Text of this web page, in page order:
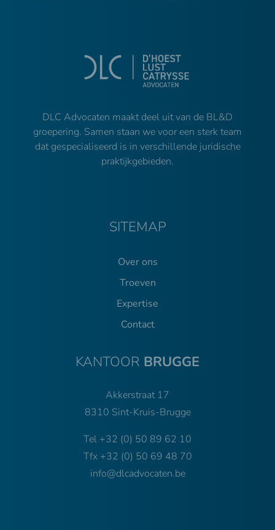
DLC Advocaten maakt deel uit van de BL&D
groepering. Samen staan we voor een sterk team
dat gespecialiseerd is in verschillende juridische
praktijkgebieden.
KANTOOR BRUGGE
Akkerstraat 17
8310 Sint-Kruis-Brugge
Tel +32 (0) 50 89 62 10
Tfx +32 (0) 50 69 48 70
​​​​​​​info@dlcadvocaten.be
SITEMAP
Over ons
Troeven
Expertise
Contact